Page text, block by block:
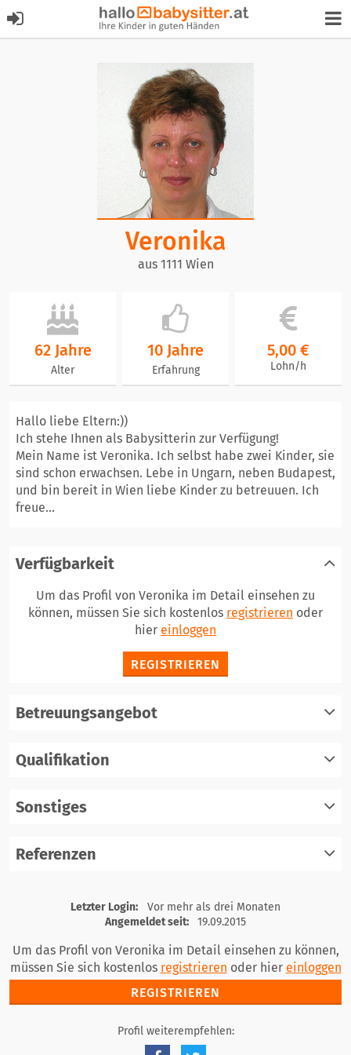
Veronika
aus 1111 Wien
62 Jahre
Alter
10 Jahre
Erfahrung
5,00 €
Lohn/h
Hallo liebe Eltern:))
Ich stehe Ihnen als Babysitterin zur Verfügung!
Mein Name ist Veronika. Ich selbst habe zwei Kinder, sie
sind schon erwachsen. Lebe in Ungarn, neben Budapest,
und bin bereit in Wien liebe Kinder zu betreuuen. Ich
freue...
Verfügbarkeit
Um das Profil von Veronika im Detail einsehen zu
können, müssen Sie sich kostenlos registrieren oder
hier einloggen
REGISTRIEREN
Betreuungsangebot
Qualifikation
Sonstiges
Referenzen
registrieren
einloggen
Letzter Login:
Vor mehr als drei Monaten
Angemeldet seit:
19.09.2015
Um das Profil von Veronika im Detail einsehen zu können,
müssen Sie sich kostenlos registrieren oder hier einloggen
REGISTRIEREN
Profil weiterempfehlen: